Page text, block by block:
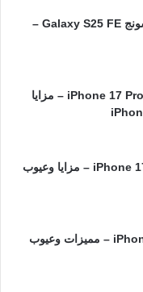
سعر ومواصفات سامسونج Galaxy S25 FE –
سعر ومواصفات iPhone 17 Pro Max – مزايا
سعر ومواصفات iPhone 17 Pro – مزايا وعيوب
سعر ومواصفات iPhone Air – مميزات وعيوب